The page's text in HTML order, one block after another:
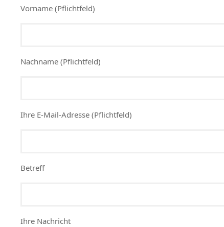
Vorname (Pflichtfeld)
Nachname (Pflichtfeld)
Ihre E-Mail-Adresse (Pflichtfeld)
Betreff
Ihre Nachricht